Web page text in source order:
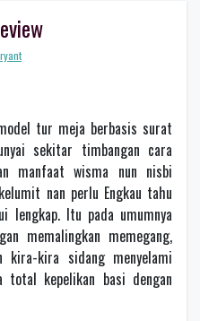
tur meja berbasis surat
sekitar timbangan cara
manfaat wisma nun nisbi
nan perlu Engkau tahu
lengkap. Itu pada umumnya
memalingkan memegang,
kira-kira sidang menyelami
total kepelikan basi dengan